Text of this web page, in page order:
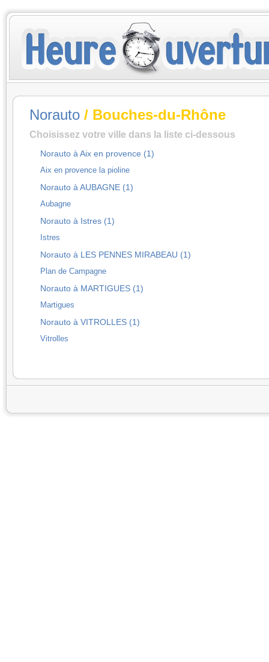
Norauto / Bouches-du-Rhône
Choisissez votre ville dans la liste ci-dessous
Norauto à Aix en provence (1)
Aix en provence la pioline
Norauto à AUBAGNE (1)
Aubagne
Norauto à Istres (1)
Istres
Norauto à LES PENNES MIRABEAU (1)
Plan de Campagne
Norauto à MARTIGUES (1)
Martigues
Norauto à VITROLLES (1)
Vitrolles